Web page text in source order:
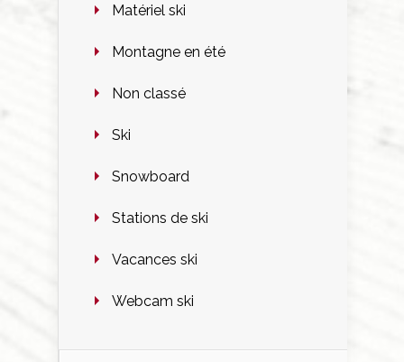
Matériel ski
Montagne en été
Non classé
Ski
Snowboard
Stations de ski
Vacances ski
Webcam ski